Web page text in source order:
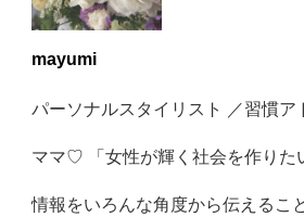
mayumi
パーソナルスタイリスト ／習慣ア
ママ♡ 「女性が輝く社会を作りた
情報をいろんな角度から伝えるこ